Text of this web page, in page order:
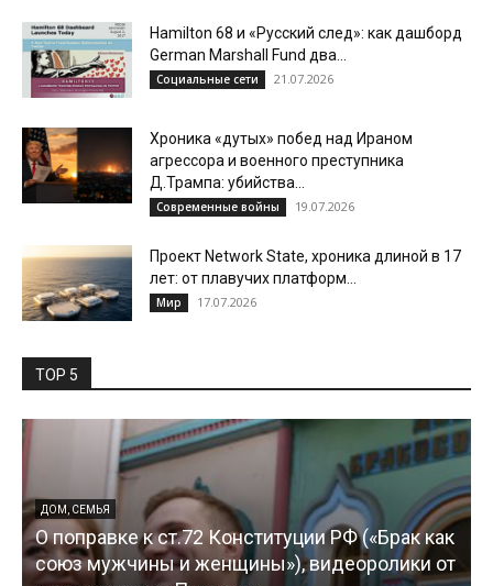
Hamilton 68 и «Русский след»: как дашборд
German Marshall Fund два...
Социальные сети 21.07.2026
Хроника «дутых» побед над Ираном
агрессора и военного преступника
Д.Трампа: убийства...
Современные войны 19.07.2026
Проект Network State, хроника длиной в 17
лет: от плавучих платформ...
Мир 17.07.2026
TOP 5
ДОМ, СЕМЬЯ
О поправке к ст.72 Конституции РФ («Брак как
союз мужчины и женщины»), видеоролики от